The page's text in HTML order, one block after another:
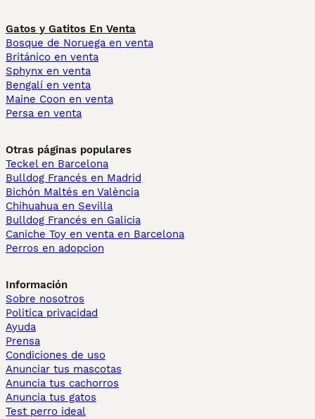
Gatos y Gatitos En Venta
Bosque de Noruega en venta
Británico en venta
Sphynx en venta
Bengalí en venta
Maine Coon en venta
Persa en venta
Otras páginas populares
Teckel en Barcelona
Bulldog Francés en Madrid
Bichón Maltés en València
Chihuahua en Sevilla
Bulldog Francés en Galicia
Caniche Toy en venta en Barcelona
Perros en adopcion
Información
Sobre nosotros
Politica privacidad
Ayuda
Prensa
Condiciones de uso
Anunciar tus mascotas
Anuncia tus cachorros
Anuncia tus gatos
Test perro ideal